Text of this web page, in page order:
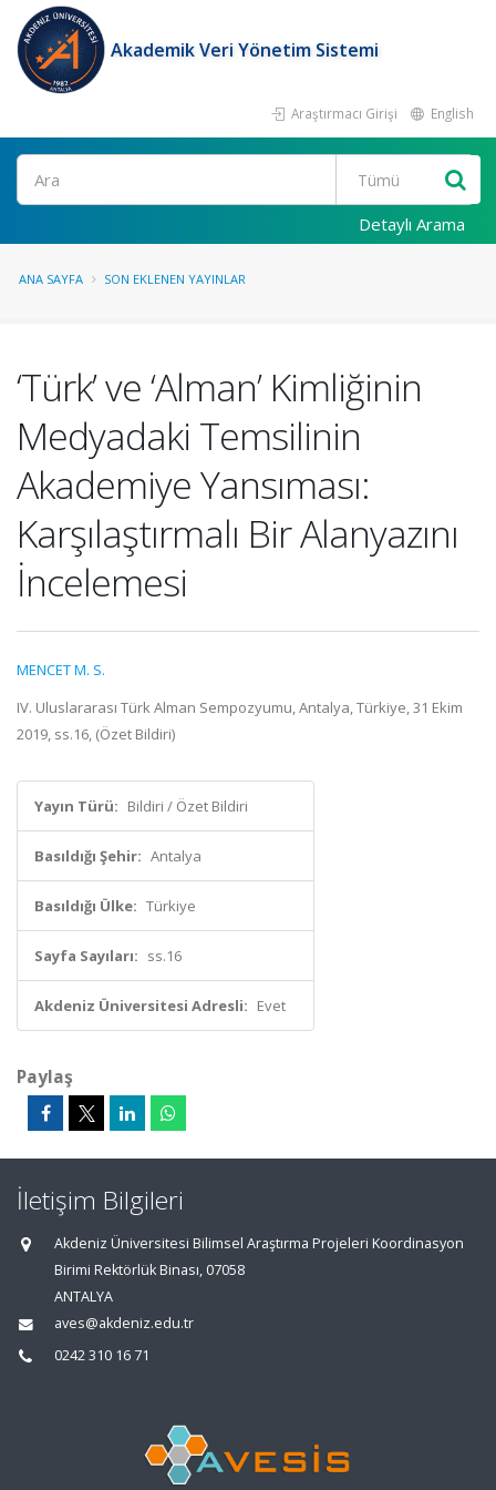
Akademik Veri Yönetim Sistemi
Araştırmacı Girişi English
Ara
Detaylı Arama
ANA SAYFA SON EKLENEN YAYINLAR
‘Türk’ ve ‘Alman’ Kimliğinin
Medyadaki Temsilinin
Akademiye Yansıması:
Karşılaştırmalı Bir Alanyazını
İncelemesi
MENCET M. S.
IV. Uluslararası Türk Alman Sempozyumu, Antalya, Türkiye, 31 Ekim
2019, ss.16, (Özet Bildiri)
Yayın Türü: Bildiri / Özet Bildiri
Basıldığı Şehir: Antalya
Basıldığı Ülke: Türkiye
Sayfa Sayıları: ss.16
Akdeniz Üniversitesi Adresli: Evet
Paylaş
İletişim Bilgileri
Akdeniz Üniversitesi Bilimsel Araştırma Projeleri Koordinasyon
Birimi Rektörlük Binası, 07058
ANTALYA
aves@akdeniz.edu.tr
0242 310 16 71